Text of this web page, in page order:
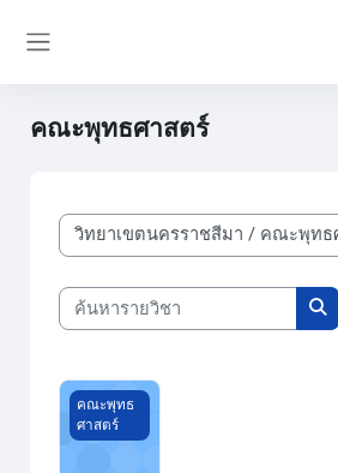
คณะพุทธศาสตร์
ประเภทของรายวิชา
ค้นหารายวิชา
ค้
ชีวิตและผลงานของปราชญ์ทางพระ
คณะพุทธ
ศาสตร์